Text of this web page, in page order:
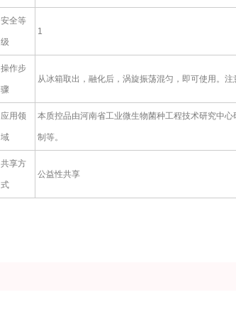
安全等
级
1
操作步
骤
从冰箱取出，融化后，涡旋振荡混匀，即可使用。
应用领
域
本质控品由河南省工业微生物菌种工程技术研究中
制等。
共享方
式
公益性共享